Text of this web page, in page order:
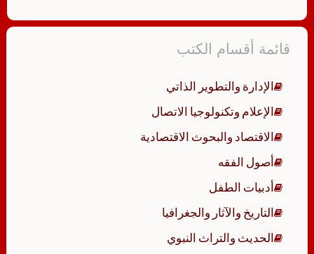
قائمة أقسام الكتب
الإدارة والتطوير الذاتي
الإعلام وتكنولوجيا الاتصال
الاقتصاد والبحوث الاقتصادية
أصول الفقه
أدبيات الطفل
التاريخ والآثار والجغرافيا
الحديث والتراث النبوي